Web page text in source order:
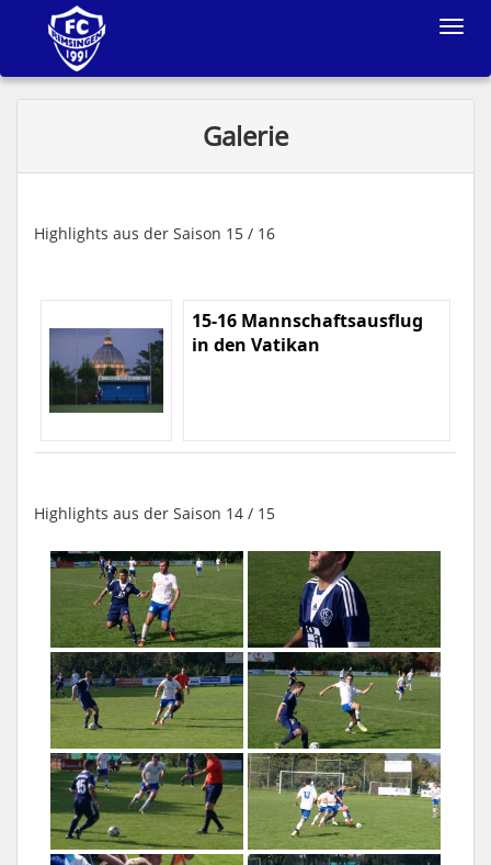
Toggle
Galerie
Highlights aus der Saison 15 / 16
15-16 Mannschaftsausflug
in den Vatikan
Highlights aus der Saison 14 / 15